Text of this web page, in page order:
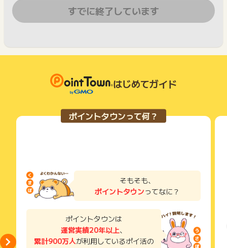
すでに終了しています
はじめてガイド
ポイントタウンって何？
そもそも、
ポイントタウンってなに？
ポイントタウンは
運営実績20年以上、
累計900万人が利用しているポイ活の